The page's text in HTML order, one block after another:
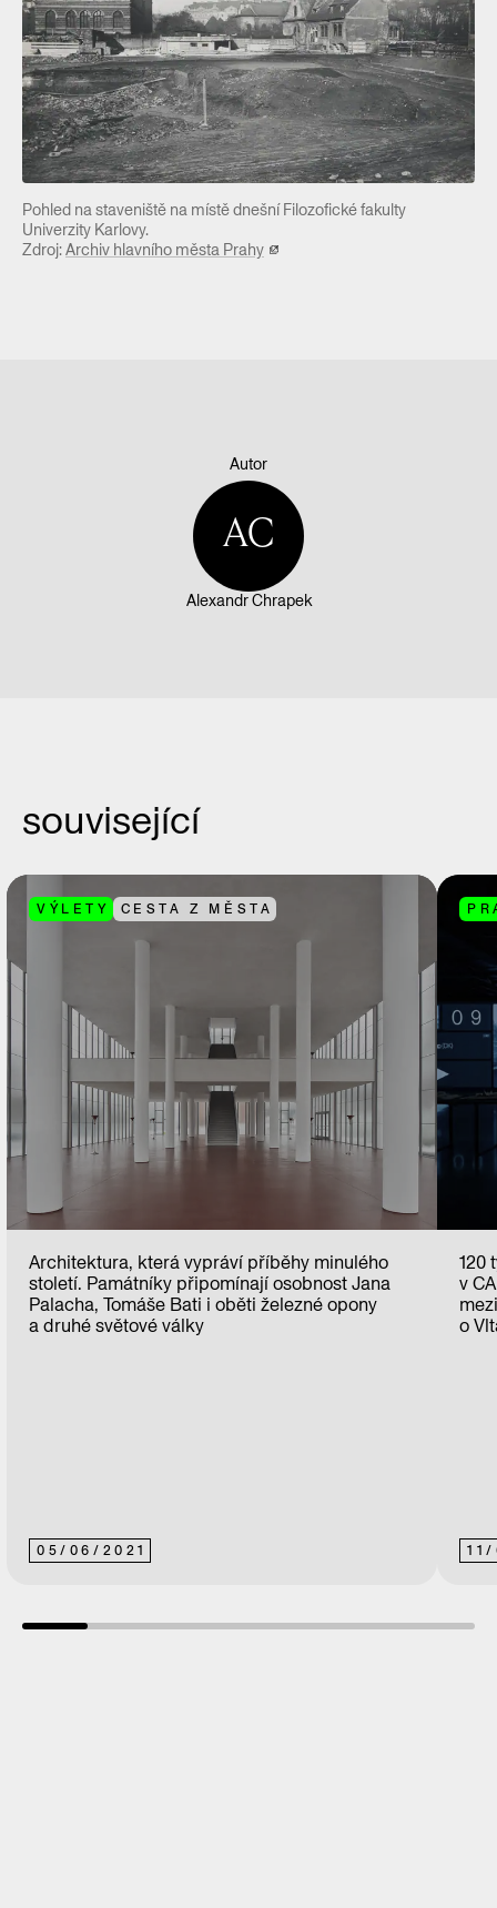
Pohled na staveniště na místě dnešní Filozofické fakulty
Univerzity Karlovy.
Zdroj:Archiv hlavního města Prahy
Autor
AC
Alexandr Chrapek
související
VÝLETY CESTA Z MĚSTA
05/ 06/ 2021
Architektura, která vypráví příběhy minulého
století. Památníky připomínají osobnost Jana
Palacha, Tomáše Bati i oběti železné opony
a druhé světové války
11/
120
v
o